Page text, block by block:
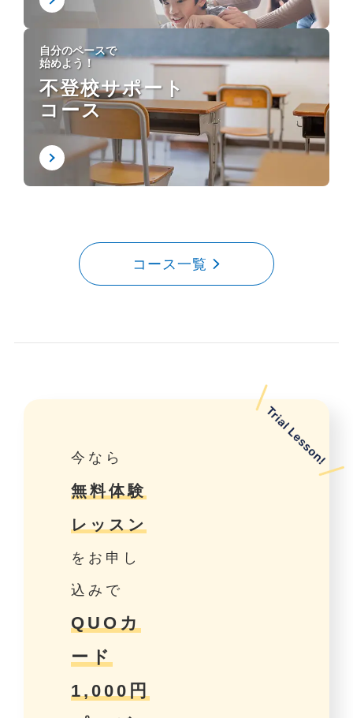
自分のペースで
始めよう！
不登校サポート
コース
コース一覧
今なら
無料体験
レッスン
をお申し
込みで
QUOカ
ード
1,000円